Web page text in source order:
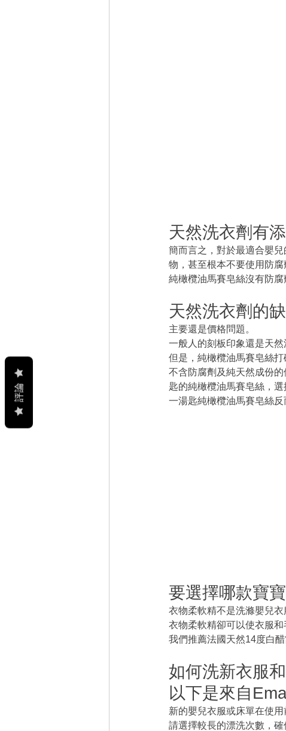
天然洗衣劑有
簡而言之，對於最適合嬰
物，甚至根本不要使用防腐
純橄欖油馬賽皂絲沒有防腐
天然洗衣劑的
主要還是價格問題。
一般人的刻板印象還是天然
但是，純橄欖油馬賽皂絲打
不含防腐劑及純天然成份
匙的純橄欖油馬賽皂絲，
一湯匙純橄欖油馬賽皂絲
要選擇哪款寶
衣物柔軟精不是洗滌嬰兒
衣物柔軟精卻可以使衣服和
我們推薦法國天然14度白醋
如何洗新衣服
以下是來自
新的嬰兒衣服或床單在使
請選擇較長的漂洗次數，確
評論